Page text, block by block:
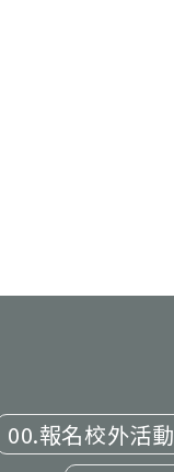
00.報名校外活動